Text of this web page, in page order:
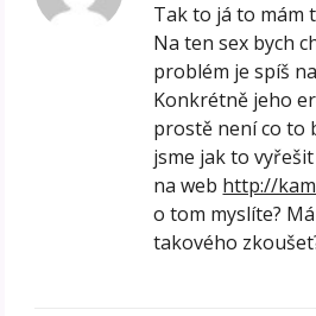
Tak to já to mám
Na ten sex bych
problém je spíš
Konkrétně jeho
prostě není co to
jsme jak to
na web http://
o tom myslíte?
takového